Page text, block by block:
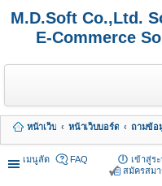
M.D.Soft Co.,Ltd.
E-Commerce
หน้าเว็บ หน้าเว็บบอร์ด
เมนูลัด
FAQ
เข้าสู่ร
สมัครสม